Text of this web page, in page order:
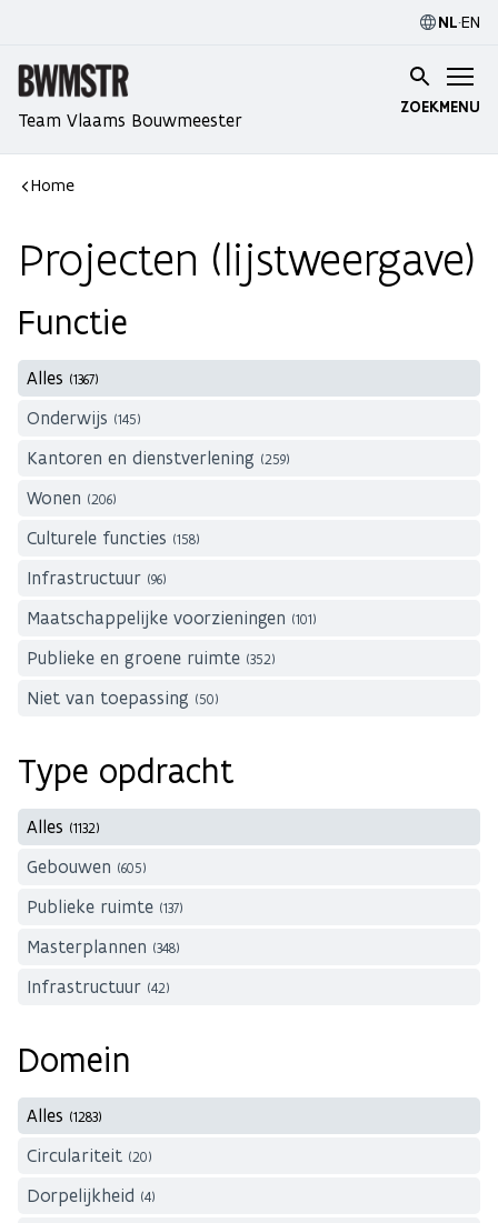
NL·EN
Team Vlaams Bouwmeester
ZOEKMENU
Home
Projecten (lijstweergave)
Functie
Alles (1367)
Onderwijs (145)
Kantoren en dienstverlening (259)
Wonen (206)
Culturele functies (158)
Infrastructuur (96)
Maatschappelijke voorzieningen (101)
Publieke en groene ruimte (352)
Niet van toepassing (50)
Type opdracht
Alles (1132)
Gebouwen (605)
Publieke ruimte (137)
Masterplannen (348)
Infrastructuur (42)
Domein
Alles (1283)
Circulariteit (20)
Dorpelijkheid (4)